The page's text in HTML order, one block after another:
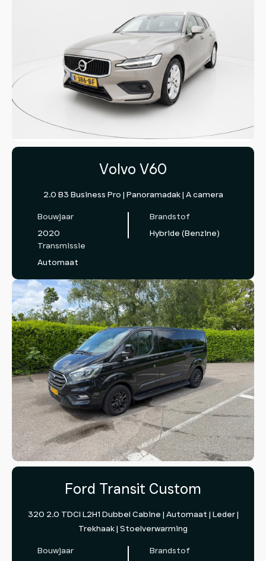
Volvo V60
2.0 B3 Business Pro | Panoramadak | A camera
Bouwjaar
2020
Brandstof
Hybride (Benzine)
Transmissie
Automaat
Ford Transit Custom
320 2.0 TDCI L2H1 Dubbel Cabine | Automaat | Leder |
Trekhaak | Stoelverwarming
Bouwjaar
Brandstof